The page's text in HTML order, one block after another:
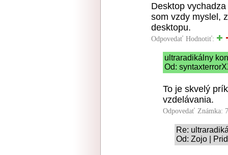
Desktop
som vzdy myslel,
desktopu.
Odpovedať Hodnotiť:
ultraradikálny
Od:
To je skvelý
vzdelávania.
Odpovedať Známka:
Re:
Od: Zojo |